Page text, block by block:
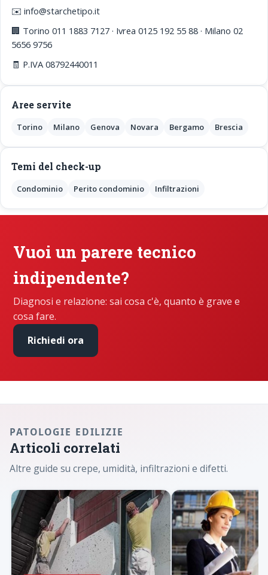
✉️ info@starchetipo.it
🏢 Torino 011 1883 7127 · Ivrea 0125 192 55 88 · Milano 02
5656 9756
🧾 P.IVA 08792440011
Aree servite
Torino Milano Genova Novara Bergamo Brescia
Temi del check-up
Condominio Perito condominio Infiltrazioni
Vuoi un parere tecnico
indipendente?
Diagnosi e relazione: sai cosa c'è, quanto è grave e
cosa fare.
Richiedi ora
PATOLOGIE EDILIZIE
Articoli correlati
Altre guide su crepe, umidità, infiltrazioni e difetti.